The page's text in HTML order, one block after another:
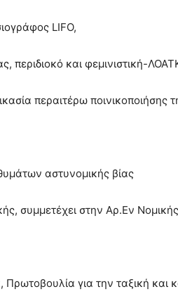
LIFO,
και φεμινιστική-
περαιτέρω ποινικοποιήσης
αστυνομικής βίας
συμμετέχει στην Αρ.Εν Νομικής
Πρωτοβουλία για την ταξική και